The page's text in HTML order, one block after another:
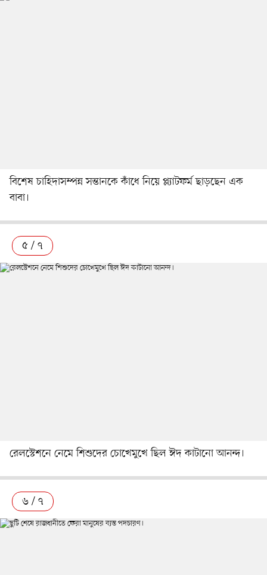
বিশেষ চাহিদাসম্পন্ন সন্তানকে কাঁধে নিয়ে প্ল্যাটফর্ম ছাড়ছেন এক
বাবা।
৫ / ৭
রেলস্টেশনে নেমে শিশুদের চোখেমুখে ছিল ঈদ কাটানো আনন্দ।
৬ / ৭